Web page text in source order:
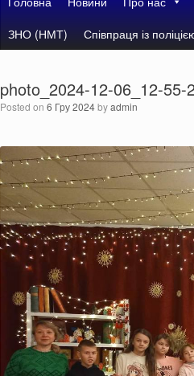
ЗНО (НМТ)
Співпраця із
photo_2024-12-06_12-55-
Posted on 6 Гру 2024byadmin